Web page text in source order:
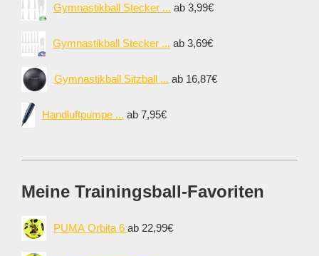
Gymnastikball Stecker ... ab 3,99€
Gymnastikball Stecker ... ab 3,69€
Gymnastikball Sitzball ... ab 16,87€
Handluftpumpe ... ab 7,95€
Meine Trainingsball-Favoriten
PUMA Orbita 6 ab 22,99€